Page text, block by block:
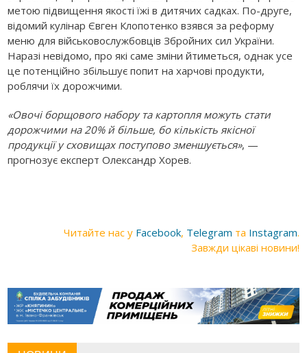
метою підвищення якості їжі в дитячих садках. По-друге,
відомий кулінар Євген Клопотенко взявся за реформу
меню для військовослужбовців Збройних сил України.
Наразі невідомо, про які саме зміни йтиметься, однак усе
це потенційно збільшує попит на харчові продукти,
роблячи їх дорожчими.
«Овочі борщового набору та картопля можуть стати
дорожчими на 20% й більше, бо кількість якісної
продукції у сховищах поступово зменшується», —
прогнозує експерт Олександр Хорев.
Читайте нас у Facebook, Telegram та Instagram.
Завжди цікаві новини!